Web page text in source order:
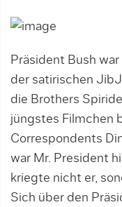
Präsident Bush
der satirischen
die Brothers
jüngstes Filmchen
Correspondents
war Mr. President
kriegte nicht er,
Sich über den